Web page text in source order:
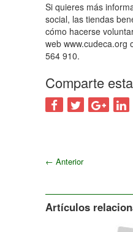
Si quieres más
social, las tiendas
cómo hacerse
web www.cudeca.org
564 910.
Comparte
← Anterior
Artículos